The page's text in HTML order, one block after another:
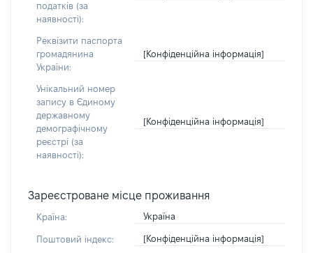
податків (за
наявності):
Реквізити паспорта
громадянина
України:
[Конфіденційна інформація]
Унікальний номер
запису в Єдиному
державному
демографічному
реєстрі (за
наявності):
[Конфіденційна інформація]
Зареєстроване місце проживання
Країна: Україна
Поштовий індекс: [Конфіденційна інформація]